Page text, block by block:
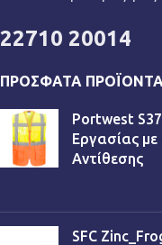
22710 20014
ΠΡΌΣΦΑΤΑ ΠΡΟΪΌΝΤΑ
Portwest
Εργασίας
Αντίθεσης
SFC